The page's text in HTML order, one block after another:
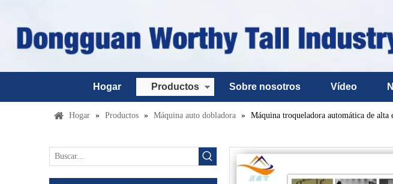
Hogar Productos Sobre nosotros Vídeo
Hogar » Productos » Máquina auto dobladora » Máquina troqueladora automática de alta